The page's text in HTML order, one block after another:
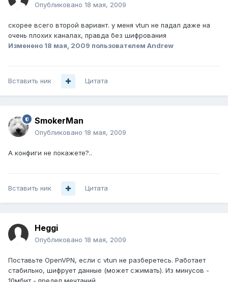
Опубликовано 18 мая, 2009
скорее всего второй вариант. у меня vtun не падал даже на
очень плохих каналах, правда без шифрования
Изменено 18 мая, 2009 пользователем Andrеw
Вставить ник Цитата
SmokerMan
Опубликовано 18 мая, 2009
А конфиги не покажете?..
Вставить ник Цитата
Heggi
Опубликовано 18 мая, 2009
Поставьте OpenVPN, если с vtun не разберетесь. Работает
стабильно, шифрует данные (может сжимать). Из минусов -